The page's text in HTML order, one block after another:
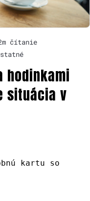
čítanie
hodinkami
situácia v
kartu so